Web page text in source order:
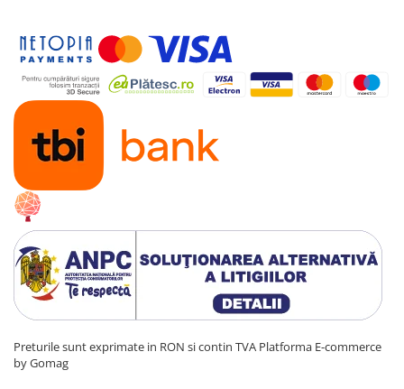
Preturile sunt exprimate in RON si contin TVA Platforma E-commerce
by Gomag